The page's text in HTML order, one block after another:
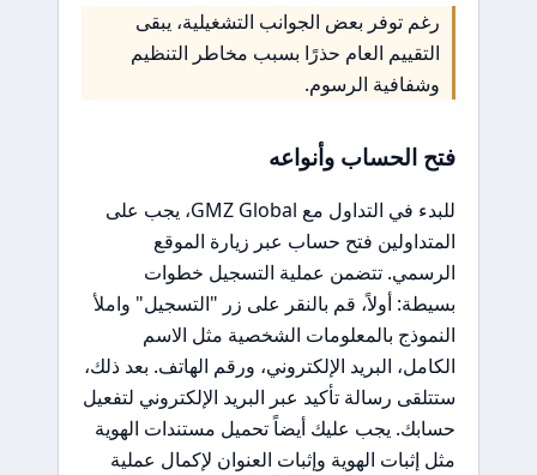
رغم توفر بعض الجوانب التشغيلية، يبقى
التقييم العام حذرًا بسبب مخاطر التنظيم
وشفافية الرسوم.
فتح الحساب وأنواعه
للبدء في التداول مع GMZ Global، يجب على
المتداولين فتح حساب عبر زيارة الموقع
الرسمي. تتضمن عملية التسجيل خطوات
بسيطة: أولاً، قم بالنقر على زر "التسجيل" واملأ
النموذج بالمعلومات الشخصية مثل الاسم
الكامل، البريد الإلكتروني، ورقم الهاتف. بعد ذلك،
ستتلقى رسالة تأكيد عبر البريد الإلكتروني لتفعيل
حسابك. يجب عليك أيضاً تحميل مستندات الهوية
مثل إثبات الهوية وإثبات العنوان لإكمال عملية